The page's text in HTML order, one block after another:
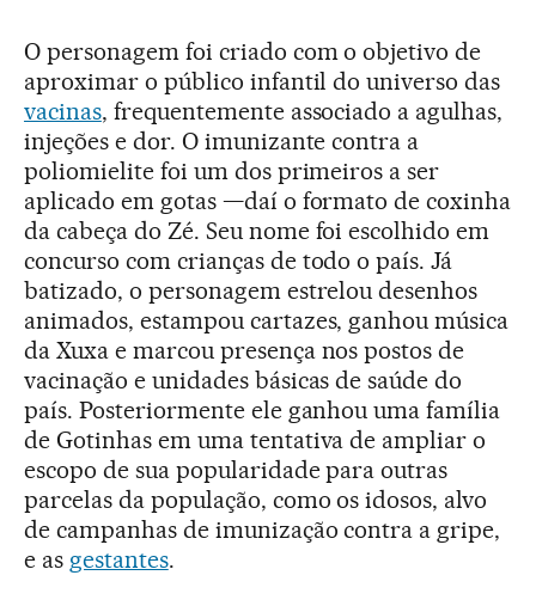
O personagem foi criado com o objetivo de
aproximar o público infantil do universo das
vacinas, frequentemente associado a agulhas,
injeções e dor. O imunizante contra a
poliomielite foi um dos primeiros a ser
aplicado em gotas —daí o formato de coxinha
da cabeça do Zé. Seu nome foi escolhido em
concurso com crianças de todo o país. Já
batizado, o personagem estrelou desenhos
animados, estampou cartazes, ganhou música
da Xuxa e marcou presença nos postos de
vacinação e unidades básicas de saúde do
país. Posteriormente ele ganhou uma família
de Gotinhas em uma tentativa de ampliar o
escopo de sua popularidade para outras
parcelas da população, como os idosos, alvo
de campanhas de imunização contra a gripe,
e as gestantes.